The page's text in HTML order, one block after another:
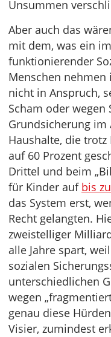
Unsummen
Aber auch das
mit dem, was ein
funktionierender
Menschen nehmen
nicht in Anspruch,
Scham oder wegen
Grundsicherung
Haushalte, die
auf 60 Prozent
Drittel und beim
für Kinder auf bis
das System erst,
Recht gelangten.
zweistelliger
alle Jahre spart,
sozialen
unterschiedlichen
wegen
genau diese
Visier, zumindest